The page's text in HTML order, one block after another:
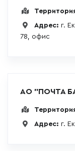
Адрес: г.
78, офис
АО "ПОЧТА
Адрес: г.